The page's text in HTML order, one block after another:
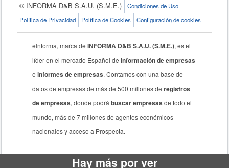
© INFORMA D&B S.A.U. (S.M.E.)
Condiciones de Uso
Política de Privacidad
Política de Cookies Configuración de cookies
eInforma, marca deINFORMA D&B S.A.U. (S.M.E.), es el
líder en el mercado Español deinformación de empresas
einformes de empresas. Contamos con una base de
datos de empresas de más de 500 millones deregistros
de empresas, donde podrábuscar empresas de todo el
mundo, más de 7 millones de agentes económicos
nacionales y acceso a Prospecta.
Hay más por ver